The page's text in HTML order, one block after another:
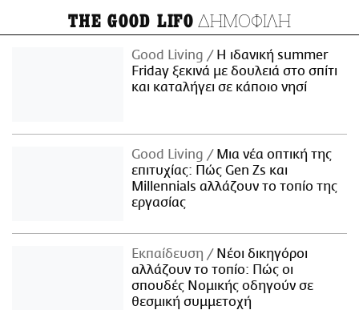
THE GOOD LIFO ΔΗΜΟΦΙΛΗ
Good Living
Η ιδανική summer
Friday ξεκινά με δουλειά στο σπίτι
και καταλήγει σε κάποιο νησί
Good Living
Μια νέα οπτική της
επιτυχίας: Πώς Gen Zs και
Millennials αλλάζουν το τοπίο της
εργασίας
Εκπαίδευση
Νέοι δικηγόροι
αλλάζουν το τοπίο: Πώς οι
σπουδές Νομικής οδηγούν σε
θεσμική συμμετοχή